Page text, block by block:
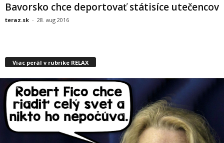
Bavorsko chce deportovať státisíce utečencov
teraz.sk - 28. aug 2016
Viac perál v rubrike RELAX